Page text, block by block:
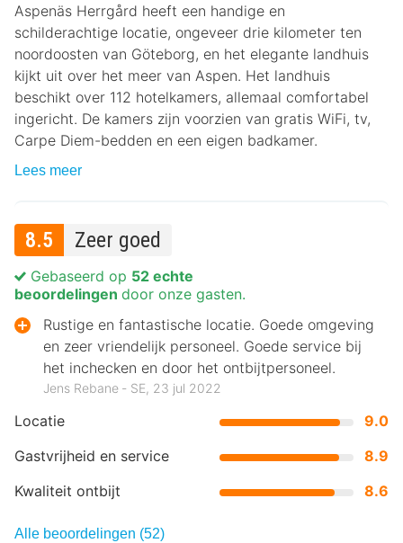
Aspenäs Herrgård heeft een handige en
schilderachtige locatie, ongeveer drie kilometer ten
noordoosten van Göteborg, en het elegante landhuis
kijkt uit over het meer van Aspen. Het landhuis
beschikt over 112 hotelkamers, allemaal comfortabel
ingericht. De kamers zijn voorzien van gratis WiFi, tv,
Carpe Diem-bedden en een eigen badkamer.
Lees meer
8.5 Zeer goed
Locatie
9.0
Gastvrijheid en service
8.9
Kwaliteit ontbijt
8.6
Gebaseerd op 52 echte
beoordelingen door onze gasten.
Rustige en fantastische locatie. Goede omgeving
en zeer vriendelijk personeel. Goede service bij
het inchecken en door het ontbijtpersoneel.
Jens Rebane ‐ SE, 23 jul 2022
Alle beoordelingen (52)